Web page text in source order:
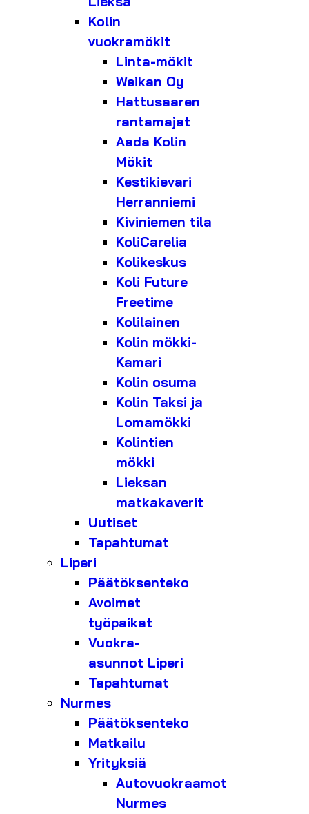
Kolin
vuokramökit
Linta-mökit
Weikan Oy
Hattusaaren
rantamajat
Aada Kolin
Mökit
Kestikievari
Herranniemi
Kiviniemen tila
KoliCarelia
Kolikeskus
Koli Future
Freetime
Kolilainen
Kolin mökki-
Kamari
Kolin osuma
Kolin Taksi ja
Lomamökki
Kolintien
mökki
Lieksan
matkakaverit
Uutiset
Tapahtumat
Liperi
Päätöksenteko
Avoimet
työpaikat
Vuokra-
asunnot Liperi
Tapahtumat
Nurmes
Päätöksenteko
Matkailu
Yrityksiä
Autovuokraamot
Nurmes